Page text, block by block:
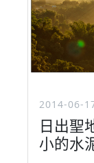
2014-06-
日出聖
小的水